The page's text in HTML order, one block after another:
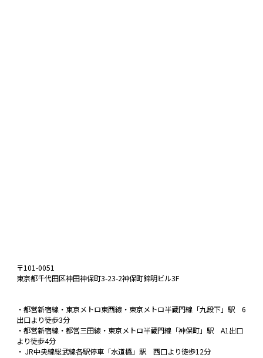
〒101-0051
東京都千代田区神田神保町3-23-2神保町錦明ビル3F
・都営新宿線・東京メトロ東西線・東京メトロ半蔵門線「九段下」駅 6
出口より徒歩3分
・都営新宿線・都営三田線・東京メトロ半蔵門線「神保町」駅 A1出口
より徒歩4分
・ JR中央線総武線各駅停車「水道橋」駅 西口より徒歩12分